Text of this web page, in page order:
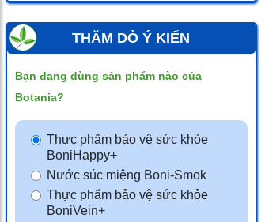
THĂM DÒ Ý KIẾN
Bạn đang dùng sản phẩm nào của
Botania?
Thực phẩm bảo vệ sức khỏe
BoniHappy+
Nước súc miệng Boni-Smok
Thực phẩm bảo vệ sức khỏe
BoniVein+